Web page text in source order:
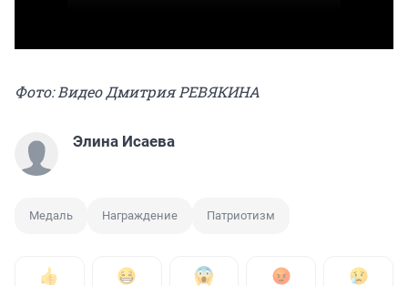
Фото: Видео Дмитрия РЕВЯКИНА
Элина Исаева
Медаль Награждение Патриотизм